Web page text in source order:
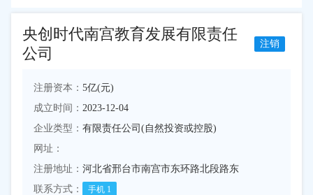
央创时代南宫教育发展有限责任
公司
注销
注册资本： 5亿(元)
成立时间： 2023-12-04
企业类型： 有限责任公司(自然投资或控股)
网址：
注册地址： 河北省邢台市南宫市东环路北段路东
联系方式：
手机 1